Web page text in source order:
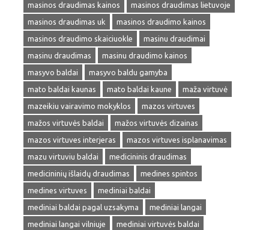
masinos draudimas kainos
masinos draudimas lietuvoje
masinos draudimas uk
masinos draudimo kainos
masinos draudimo skaiciuokle
masinu draudimai
masinu draudimas
masinu draudimo kainos
masyvo baldai
masyvo baldu gamyba
mato baldai kaunas
mato baldai kaune
maža virtuvė
mazeikiu vairavimo mokyklos
mazos virtuves
mažos virtuvės baldai
mažos virtuvės dizainas
mazos virtuves interjeras
mazos virtuves isplanavimas
mazu virtuviu baldai
medicininis draudimas
medicininių išlaidų draudimas
medines spintos
medines virtuves
mediniai baldai
mediniai baldai pagal uzsakyma
mediniai langai
mediniai langai vilniuje
mediniai virtuvės baldai